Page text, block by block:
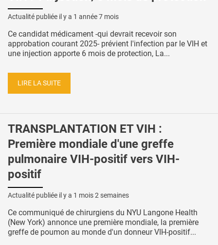
Actualité publiée il y a 1 année 7 mois
Ce candidat médicament -qui devrait recevoir son
approbation courant 2025- prévient l'infection par le VIH et
une injection apporte 6 mois de protection, La...
LIRE LA SUITE
TRANSPLANTATION ET VIH :
Première mondiale d'une greffe
pulmonaire VIH-positif vers VIH-
positif
Actualité publiée il y a 1 mois 2 semaines
Ce communiqué de chirurgiens du NYU Langone Health
(New York) annonce une première mondiale, la première
greffe de poumon au monde d'un donneur VIH-positif...